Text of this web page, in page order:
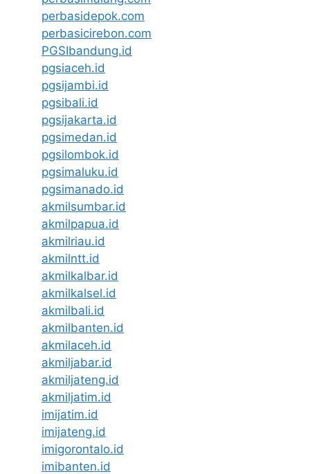
perbasidepok.com
perbasicirebon.com
PGSIbandung.id
pgsiaceh.id
pgsijambi.id
pgsibali.id
pgsijakarta.id
pgsimedan.id
pgsilombok.id
pgsimaluku.id
pgsimanado.id
akmilsumbar.id
akmilpapua.id
akmilriau.id
akmilntt.id
akmilkalbar.id
akmilkalsel.id
akmilbali.id
akmilbanten.id
akmilaceh.id
akmiljabar.id
akmiljateng.id
akmiljatim.id
imijatim.id
imijateng.id
imigorontalo.id
imibanten.id